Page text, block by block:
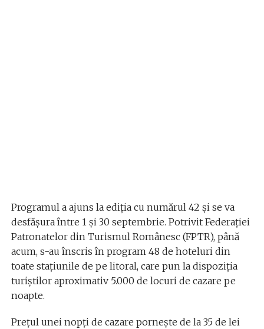
Programul a ajuns la ediția cu numărul 42 și se va
desfășura între 1 și 30 septembrie. Potrivit Federaţiei
Patronatelor din Turismul Românesc (FPTR), până
acum, s-au înscris în program 48 de hoteluri din
toate staţiunile de pe litoral, care pun la dispoziţia
turiştilor aproximativ 5.000 de locuri de cazare pe
noapte.
Prețul unei nopți de cazare pornește de la 35 de lei